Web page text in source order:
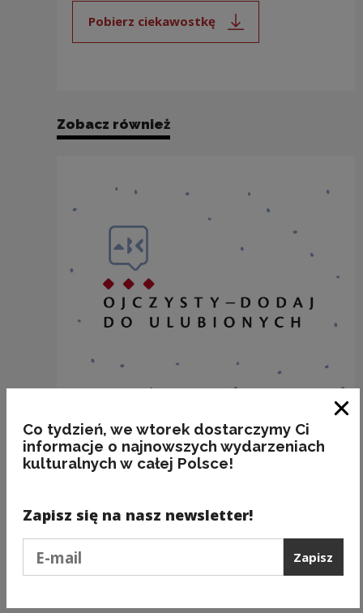
Pobierz ciekawostkę
Uwaga, link zostanie otwarty
Zobacz również
(NIE) ROBIĆ z IGŁY WIDŁY
Kategorie:przedmioty, frazeologia, poprawność
Poprzedni slajd
Co tydzień, we wtorek dostarczymy Ci
informacje o najnowszych wydarzeniach
kulturalnych w całej Polsce!
Zapisz się na nasz newsletter!
Zapisz